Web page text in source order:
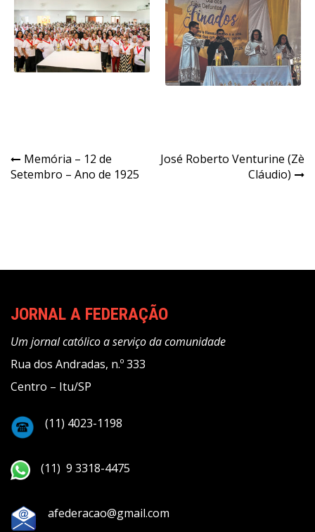
Navegação
de
Memória – 12 de
Setembro – Ano de 1925
José Roberto Venturine (Zè
Cláudio)
JORNAL A FEDERAÇÃO
Um jornal católico a serviço da comunidade
Rua dos Andradas, n.º 333
Centro – Itu/SP
(11) 4023-1198
(11) 9 3318-4475
afederacao@gmail.com